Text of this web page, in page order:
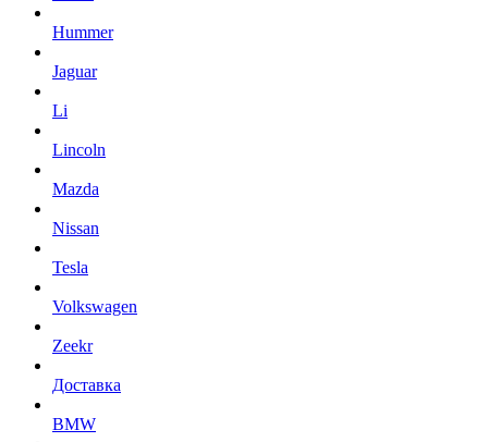
Hummer
Jaguar
Li
Lincoln
Mazda
Nissan
Tesla
Volkswagen
Zeekr
Доставка
BMW